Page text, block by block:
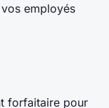
employés
forfaitaire pour